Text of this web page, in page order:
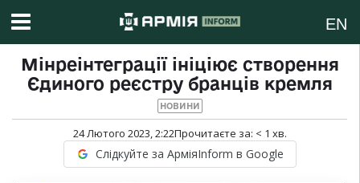
EN
Мінреінтеграції ініціює створення
Єдиного реєстру бранців кремля
НОВИНИ
24 Лютого 2023, 2:22Прочитаєте за: < 1 хв.
Слідкуйте за АрміяInform в Google